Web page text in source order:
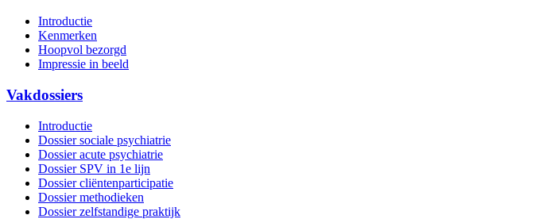
Introductie
Kenmerken
Hoopvol bezorgd
Impressie in beeld
Vakdossiers
Introductie
Dossier sociale psychiatrie
Dossier acute psychiatrie
Dossier SPV in 1e lijn
Dossier cliëntenparticipatie
Dossier methodieken
Dossier zelfstandige praktijk